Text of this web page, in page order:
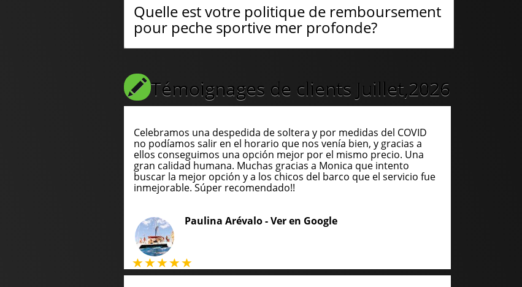
Quelle est votre politique de remboursement
pour peche sportive mer profonde?
Témoignages de clients Juillet,2026
Celebramos una despedida de soltera y por medidas del COVID
no podíamos salir en el horario que nos venía bien, y gracias a
ellos conseguimos una opción mejor por el mismo precio. Una
gran calidad humana. Muchas gracias a Monica que intento
buscar la mejor opción y a los chicos del barco que el servicio fue
inmejorable. Súper recomendado!!
Paulina Arévalo -Ver en Google